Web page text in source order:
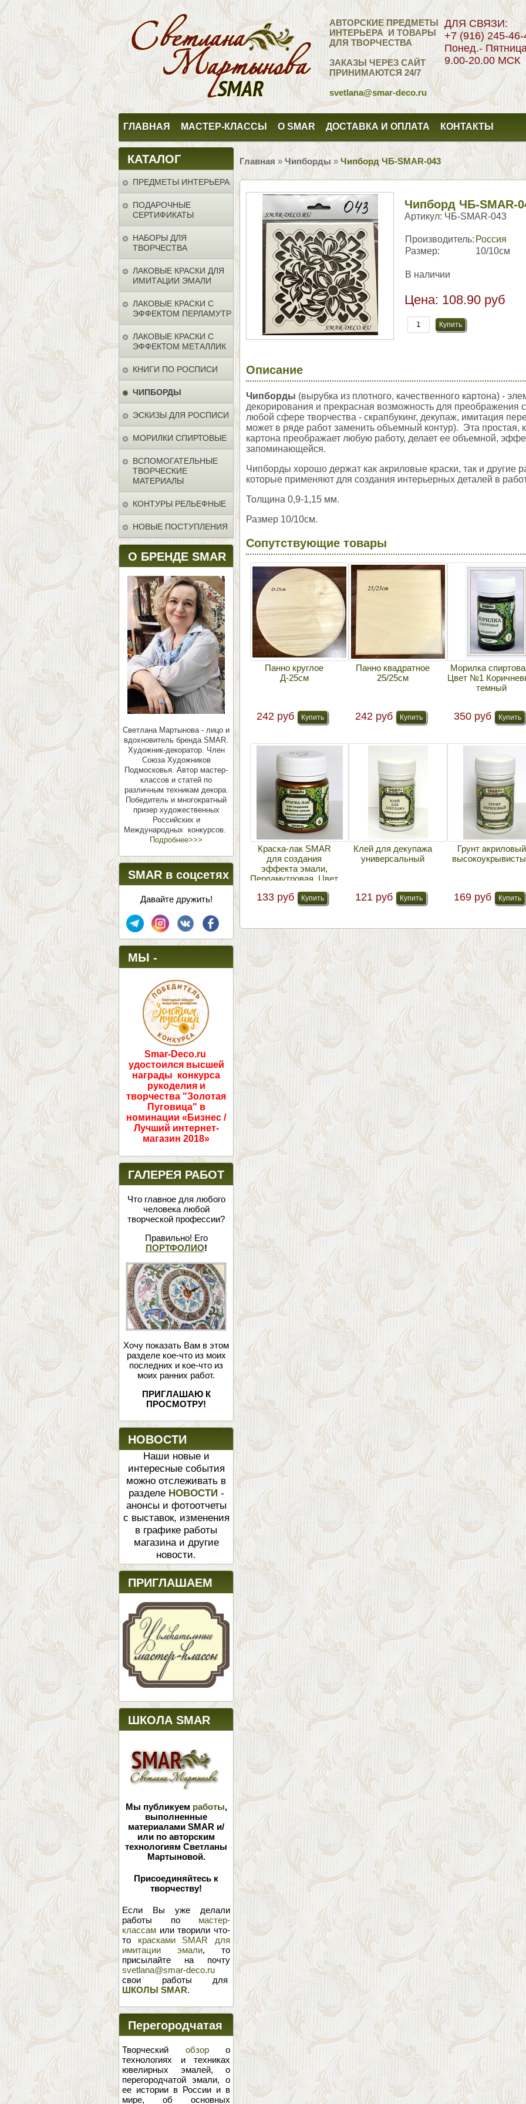
АВТОРСКИЕ ПРЕДМЕТЫ
ИНТЕРЬЕРА И ТОВАРЫ
ДЛЯ ТВОРЧЕСТВА
ЗАКАЗЫ ЧЕРЕЗ САЙТ
ПРИНИМАЮТСЯ 24/7
svetlana@smar-deco.ru
ДЛЯ СВЯЗИ:
+7 (916) 245-46-
Понед.-
9.00-20.00 МСК
ГЛАВНАЯ МАСТЕР-КЛАССЫ О SMAR ДОСТАВКА И ОПЛАТА КОНТАКТЫ
КАТАЛОГ
ПРЕДМЕТЫ ИНТЕРЬЕРА
ПОДАРОЧНЫЕ
СЕРТИФИКАТЫ
НАБОРЫ ДЛЯ
ТВОРЧЕСТВА
ЛАКОВЫЕ КРАСКИ ДЛЯ
ИМИТАЦИИ ЭМАЛИ
ЛАКОВЫЕ КРАСКИ С
ЭФФЕКТОМ ПЕРЛАМУТР
ЛАКОВЫЕ КРАСКИ С
ЭФФЕКТОМ МЕТАЛЛИК
КНИГИ ПО РОСПИСИ
ЧИПБОРДЫ
ЭСКИЗЫ ДЛЯ РОСПИСИ
МОРИЛКИ СПИРТОВЫЕ
ВСПОМОГАТЕЛЬНЫЕ
ТВОРЧЕСКИЕ
МАТЕРИАЛЫ
КОНТУРЫ РЕЛЬЕФНЫЕ
НОВЫЕ ПОСТУПЛЕНИЯ
О БРЕНДЕ SMAR
Светлана Мартынова - лицо и
вдохновитель бренда SMAR.
Художник-декоратор. Член
Союза Художников
Подмосковья. Автор мастер-
классов и статей по
различным техникам декора.
Победитель и многократный
призер художественных
Российских и
Международных конкурсов.
Подробнее>>>
SMAR в соцсетях
Давайте дружить!
МЫ -
ПОБЕДИТЕЛИ!
Smar-Deco.ru
удостоился высшей
награды конкурса
рукоделия и
творчества "Золотая
Пуговица" в
номинации «Бизнес /
Лучший интернет-
магазин 2018»
ГАЛЕРЕЯ РАБОТ
Что главное для любого
человека любой
творческой профессии?
Правильно! Его
ПОРТФОЛИО!
Хочу показать Вам в этом
разделе кое-что из моих
последних и кое-что из
моих ранних работ.
ПРИГЛАШАЮ К
ПРОСМОТРУ!
НОВОСТИ
Наши новые и
интересные события
можно отслеживать в
разделе НОВОСТИ -
анонсы и фотоотчеты
с выставок, изменения
в графике работы
магазина и другие
новости.
ПРИГЛАШАЕМ
ШКОЛА SMAR
Мы публикуем работы,
выполненные
материалами SMAR и/
или по авторским
технологиям Светланы
Мартыновой.
Присоединяйтесь к
творчеству!
Если Вы уже делали
работы по мастер-
классам или творили что-
то красками SMAR для
имитации эмали, то
присылайте на почту
svetlana@smar-deco.ru
свои работы для
ШКОЛЫ SMAR.
Перегородчатая
эмаль
Творческий обзоро
технологиях и техниках
ювелирных эмалей, о
перегородчатой эмали, о
ее истории в России и в
мире, об основных
Главная » Чипборды » Чипборд ЧБ-SMAR-043
Чипборд ЧБ-SMAR-
Артикул: ЧБ-SMAR-043
Производитель: Россия
Размер:
10/10см
В наличии
Цена: 108.90 руб
Описание
Чипборды (вырубка из плотного, качественного картона) -
декорирования и прекрасная возможность для преображения
любой сфере творчества - скрапбукинг, декупаж, имитация
может в ряде работ заменить объемный контур). Эта простая,
картона преображает любую работу, делает ее объемной,
запоминающейся.
Чипборды хорошо держат как акриловые краски, так и другие
которые применяют для создания интерьерных деталей в
Толщина 0,9-1,15 мм.
Размер 10/10см.
Сопутствующие товары
Панно круглое
Д-25см
242 руб
Панно квадратное
25/25см
242 руб
Морилка
Цвет №1
темный
350 руб
Краска-лак SMAR
для создания
эффекта эмали,
Перламутровая. Цвет
133 руб
Клей для декупажа
универсальный
121 руб
Грунт акриловый
169 руб